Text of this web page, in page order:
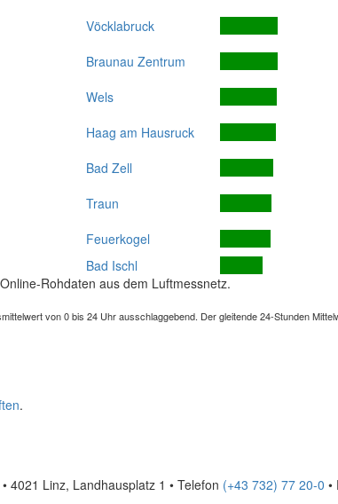
Vöcklabruck
Braunau Zentrum
Wels
Haag am Hausruck
Bad Zell
Traun
Feuerkogel
Bad Ischl
Rohdaten aus dem Luftmessnetz.
von 0 bis 24 Uhr ausschlaggebend. Der gleitende 24-Stunden
.
4021 Linz, Landhausplatz 1 • Telefon (+43 732) 77 20-0 •